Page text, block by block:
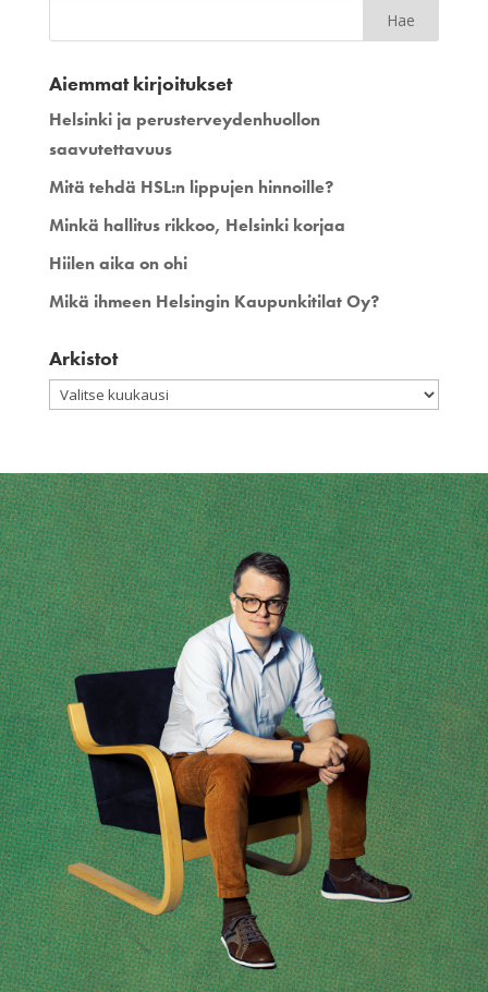
Aiemmat kirjoitukset
Helsinki ja perusterveydenhuollon
saavutettavuus
Mitä tehdä HSL:n lippujen hinnoille?
Minkä hallitus rikkoo, Helsinki korjaa
Hiilen aika on ohi
Mikä ihmeen Helsingin Kaupunkitilat Oy?
Arkistot
Arkistot